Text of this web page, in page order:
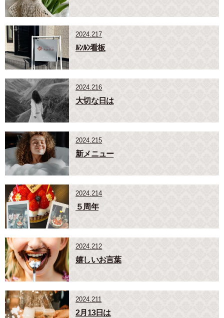
2024.217
ﾙﾝﾙﾝ看板
2024.216
大切な日は
2024.215
新メニュー
2024.214
５周年
2024.212
嬉しいお言葉
2024.211
2月13日は